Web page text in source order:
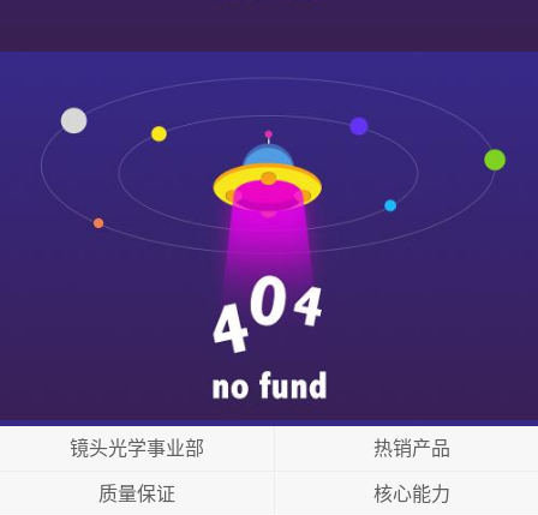
镜头光学事业部 热销产品
质量保证 核心能力